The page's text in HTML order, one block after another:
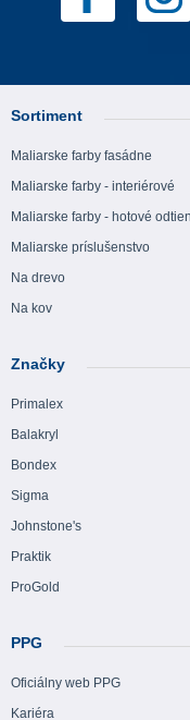
Sortiment
Maliarske farby fasádne
Maliarske farby - interiérové
Maliarske farby - hotové
Maliarske príslušenstvo
Na drevo
Na kov
Značky
Primalex
Balakryl
Bondex
Sigma
Johnstone's
Praktik
ProGold
PPG
Oficiálny web PPG
Kariéra